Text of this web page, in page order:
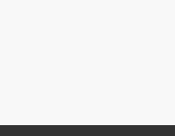
wafer lug, válvula